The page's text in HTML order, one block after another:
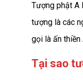
Tượng phật A
tượng là các
gọi là ấn thiền
Tại sao